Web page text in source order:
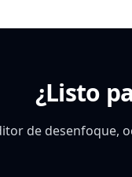
¿Listo
de desenfoque,